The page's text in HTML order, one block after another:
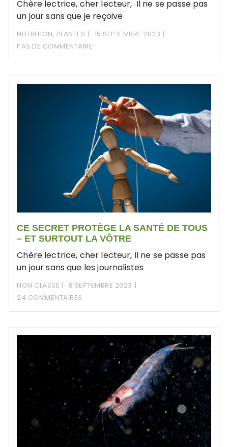
Chère lectrice, cher lecteur, Il ne se passe pas
un jour sans que je reçoive
NUTRITION, PLANTES
15 SEPTEMBRE 2023
PAS DE COMMENTAIRE
CE SECRET PROTÈGE LA SANTÉ DE TOUS
– ET SURTOUT LA VÔTRE
Chère lectrice, cher lecteur, Il ne se passe pas
un jour sans que les journalistes
NON CLASSÉ
8 SEPTEMBRE 2023
24 COMMENTAIRES